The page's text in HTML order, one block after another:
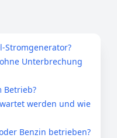
Stromgenerator?
Unterbrechung
Betrieb?
werden und wie
Benzin betrieben?